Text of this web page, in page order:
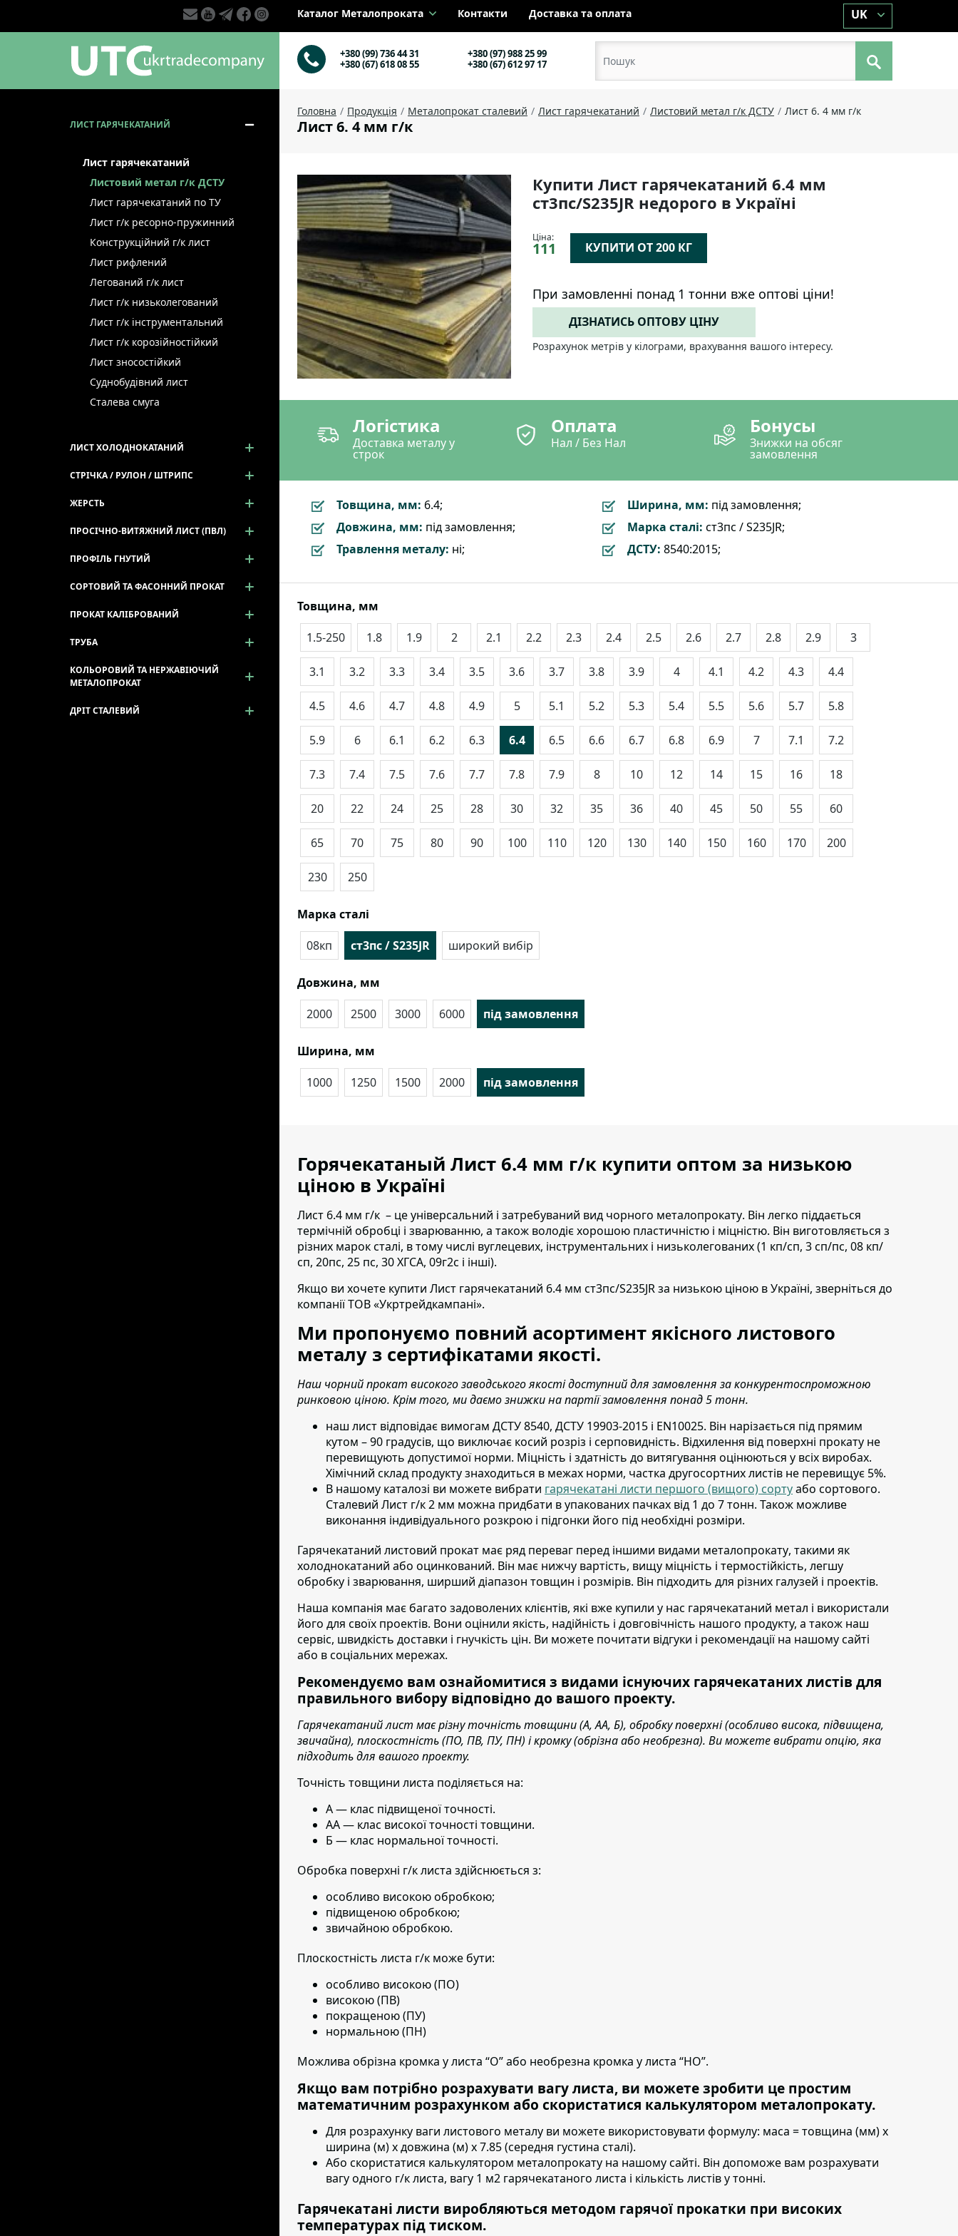
Каталог Металопроката Контакти Доставка та оплата UK
+380 (99) 736 44 31
+380 (97) 988 25 99
+380 (67) 618 08 55
+380 (67) 612 97 17
Головна Продукція Металопрокат сталевий Лист гарячекатаний Листовий метал г/к ДСТУ Лист 6. 4 мм г/к
Лист 6. 4 мм г/к
Купити Лист гарячекатаний 6.4 мм
ст3пс/S235JR недорого в Україні
Ціна:
111 КУПИТИ ОТ 200 КГ
При замовленні понад 1 тонни вже оптові ціни!
ДІЗНАТИСЬ ОПТОВУ ЦІНУ
Розрахунок метрів у кілограми, врахування вашого інтересу.
Логістика
Доставка металу у
строк
Оплата
Нал / Без Нал
Бонусы
Знижки на обсяг
замовлення
Товщина, мм: 6.4; Ширина, мм: під замовлення;
Довжина, мм: під замовлення; Марка сталі: ст3пс / S235JR;
Травлення металу: ні; ДСТУ: 8540:2015;
Товщина, мм
1.5-250
1.8 1.9 2 2.1 2.2 2.3 2.4 2.5 2.6 2.7 2.8 2.9 3
3.1 3.2 3.3 3.4 3.5 3.6 3.7 3.8 3.9 4 4.1 4.2 4.3 4.4
4.5 4.6 4.7 4.8 4.9 5 5.1 5.2 5.3 5.4 5.5 5.6 5.7 5.8
5.9 6 6.1 6.2 6.3 6.4 6.5 6.6 6.7 6.8 6.9 7 7.1 7.2
7.3 7.4 7.5 7.6 7.7 7.8 7.9 8 10 12 14 15 16 18
20 22 24 25 28 30 32 35 36 40 45 50 55 60
65 70 75 80 90 100 110 120 130 140 150 160 170 200
230 250
Марка сталі
08кп
ст3пс / S235JR широкий вибір
Довжина, мм
2000
2500 3000 6000 під замовлення
Ширина, мм
1000
1250 1500 2000 під замовлення
Горячекатаный Лист 6.4 мм г/к купити оптом за низькою
ціною в Україні
Лист 6.4 мм г/к – це універсальний і затребуваний вид чорного металопрокату. Він легко піддається
термічній обробці і зварюванню, а також володіє хорошою пластичністю і міцністю. Він виготовляється з
різних марок сталі, в тому числі вуглецевих, інструментальних і низьколегованих (1 кп/сп, 3 сп/пс, 08 кп/
сп, 20пс, 25 пс, 30 ХГСА, 09г2с і інші).
Якщо ви хочете купити Лист гарячекатаний 6.4 мм ст3пс/S235JRза низькою ціною в Україні, зверніться до
компанії ТОВ «Укртрейдкампані».
Ми пропонуємо повний асортимент якісного листового
металу з сертифікатами якості.
Наш чорний прокат високого заводського якості доступний для замовлення за конкурентоспроможною
ринковою ціною. Крім того, ми даємо знижки на партії замовлення понад 5 тонн.
наш лист відповідає вимогам ДСТУ 8540, ДСТУ 19903-2015 і EN10025. Він нарізається під прямим
кутом – 90 градусів, що виключає косий розріз і серповидність. Відхилення від поверхні прокату не
перевищують допустимої норми. Міцність і здатність до витягування оцінюються у всіх виробах.
Хімічний склад продукту знаходиться в межах норми, частка другосортних листів не перевищує 5%.
В нашому каталозі ви можете вибрати гарячекатані листи першого (вищого) сортуабо сортового.
Сталевий Лист г/к 2 мм можна придбати в упакованих пачках від 1 до 7 тонн. Також можливе
виконання індивідуального розкрою і підгонки його під необхідні розміри.
Гарячекатаний листовий прокат має ряд переваг перед іншими видами металопрокату, такими як
холоднокатаний або оцинкований. Він має нижчу вартість, вищу міцність і термостійкість, легшу
обробку і зварювання, ширший діапазон товщин і розмірів. Він підходить для різних галузей і проектів.
Наша компанія має багато задоволених клієнтів, які вже купили у нас гарячекатаний метал і використали
його для своїх проектів. Вони оцінили якість, надійність і довговічність нашого продукту, а також наш
сервіс, швидкість доставки і гнучкість цін. Ви можете почитати відгуки і рекомендації на нашому сайті
або в соціальних мережах.
Рекомендуємо вам ознайомитися з видами існуючих гарячекатаних листів для
правильного вибору відповідно до вашого проекту.
Гарячекатаний лист має різну точність товщини (А, АА, Б), обробку поверхні (особливо висока, підвищена,
звичайна), плоскостність (ПО, ПВ, ПУ, ПН) і кромку (обрізна або необрезна). Ви можете вибрати опцію, яка
підходить для вашого проекту.
Точність товщини листа поділяється на:
А — клас підвищеної точності.
АА — клас високої точності товщини.
Б — клас нормальної точності.
Обробка поверхні г/к листа здійснюється з:
особливо високою обробкою;
підвищеною обробкою;
звичайною обробкою.
Плоскостність листа г/к може бути:
особливо високою (ПО)
високою (ПВ)
покращеною (ПУ)
нормальною (ПН)
Можлива обрізна кромка у листа “О” або необрезна кромка у листа “НО”.
Якщо вам потрібно розрахувати вагу листа, ви можете зробити це простим
математичним розрахунком або скористатися калькулятором металопрокату.
Для розрахунку ваги листового металу ви можете використовувати формулу: маса = товщина (мм) х
ширина (м) х довжина (м) х 7.85 (середня густина сталі).
Або скористатися калькулятором металопрокату на нашому сайті. Він допоможе вам розрахувати
вагу одного г/к листа, вагу 1 м2 гарячекатаного листа і кількість листів у тонні.
Гарячекатані листи виробляються методом гарячої прокатки при високих
температурах під тиском.
ЛИСТ ГАРЯЧЕКАТАНИЙ
Лист гарячекатаний
Листовий метал г/к ДСТУ
Лист гарячекатаний по ТУ
Лист г/к ресорно-пружинний
Конструкційний г/к лист
Лист рифлений
Легований г/к лист
Лист г/к низьколегований
Лист г/к інструментальний
Лист г/к корозійностійкий
Лист зносостійкий
Суднобудівний лист
Сталева смуга
ЛИСТ ХОЛОДНОКАТАНИЙ
СТРІЧКА / РУЛОН / ШТРИПС
ЖЕРСТЬ
ПРОСІЧНО-ВИТЯЖНИЙ ЛИСТ (ПВЛ)
ПРОФІЛЬ ГНУТИЙ
СОРТОВИЙ ТА ФАСОННИЙ ПРОКАТ
ПРОКАТ КАЛІБРОВАНИЙ
ТРУБА
КОЛЬОРОВИЙ ТА НЕРЖАВІЮЧИЙ
МЕТАЛОПРОКАТ
ДРІТ СТАЛЕВИЙ